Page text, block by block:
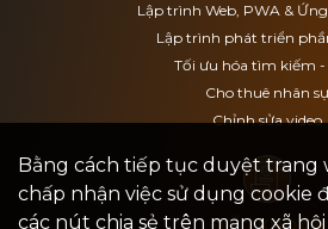
Lập trình Web, PWA &
Lập trình phát triển
Tối ưu hóa tìm kiếm -
Cho thuê nhân sự
Chỉnh sửa video
Bằng cách tiếp tục duyệt trang
chấp nhận việc sử dụng cookie
các nút chia sẻ trên mạng xã